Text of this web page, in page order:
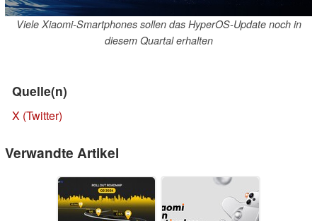
Viele Xiaomi-Smartphones sollen das HyperOS-Update noch in
diesem Quartal erhalten
Quelle(n)
X (Twitter)
Verwandte Artikel